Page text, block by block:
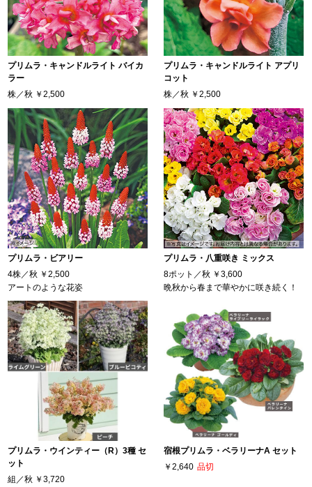
プリムラ・キャンドルライト バイカ
ラー
株／秋 ￥2,500
プリムラ・キャンドルライト アプリ
コット
株／秋 ￥2,500
プリムラ・ビアリー
4株／秋 ￥2,500
アートのような花姿
プリムラ・八重咲き ミックス
8ポット／秋 ￥3,600
晩秋から春まで華やかに咲き続く！
プリムラ・ウインティー（R）3種 セ
ット
組／秋 ￥3,720
宿根プリムラ・ベラリーナA セット
￥2,640 品切